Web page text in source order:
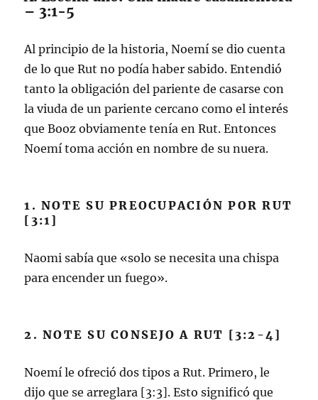
– 3:1-5
Al principio de la historia, Noemí se dio cuenta
de lo que Rut no podía haber sabido. Entendió
tanto la obligación del pariente de casarse con
la viuda de un pariente cercano como el interés
que Booz obviamente tenía en Rut. Entonces
Noemí toma acción en nombre de su nuera.
1. NOTE SU PREOCUPACIÓN POR RUT
[3:1]
Naomi sabía que «solo se necesita una chispa
para encender un fuego».
2. NOTE SU CONSEJO A RUT [3:2-4]
Noemí le ofreció dos tipos a Rut. Primero, le
dijo que se arreglara [3:3]. Esto significó que